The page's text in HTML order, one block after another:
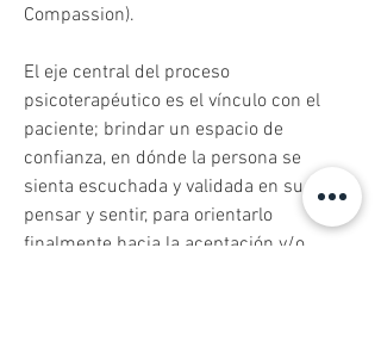
Compassion).
El eje central del proceso
psicoterapéutico es el vínculo con el
paciente; brindar un espacio de
confianza, en dónde la persona se
sienta escuchada y validada en su
pensar y sentir, para orientarlo
finalmente hacia la aceptación y/o